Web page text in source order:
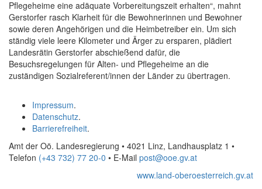
Pflegeheime eine adäquate Vorbereitungszeit erhalten“, mahnt
Gerstorfer rasch Klarheit für die Bewohnerinnen und Bewohner
sowie deren Angehörigen und die Heimbetreiber ein. Um sich
ständig viele leere Kilometer und Ärger zu ersparen, plädiert
Landesrätin Gerstorfer abschießend dafür, die
Besuchsregelungen für Alten- und Pflegeheime an die
zuständigen Sozialreferent/innen der Länder zu übertragen.
Impressum.
Datenschutz.
Barrierefreiheit.
Amt der Oö. Landesregierung • 4021 Linz, Landhausplatz 1 •
Telefon (+43 732) 77 20-0 • E-Mail post@ooe.gv.at
www.land-oberoesterreich.gv.at